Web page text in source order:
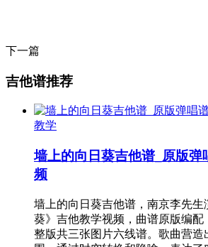
下一篇
吉他谱推荐
教学
墙上的向日葵吉他谱_原版弹
频
墙上的向日葵吉他谱，南京李先生
葵》吉他教学视频，曲谱原版编配
整版共三张图片六线谱。歌曲营造